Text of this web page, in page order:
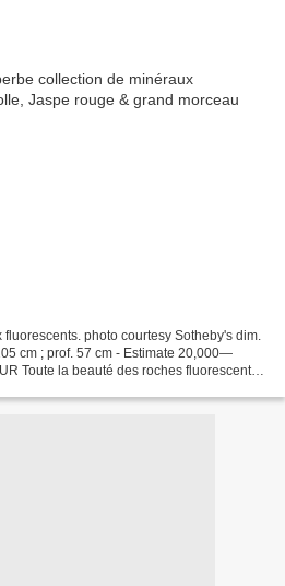
photo courtesy Sotheby's dim.
cm ; prof. 57 cm - Estimate 20,000—
Toute la beauté des roches fluorescentes